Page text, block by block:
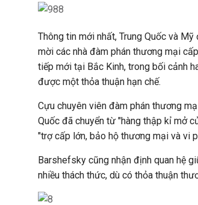
Thông tin mới nhất, Trung Quốc và
mời các nhà đàm phán thương mại
tiếp mới tại Bắc Kinh, trong bối cảnh
được một thỏa thuận hạn chế.
Cựu chuyên viên đàm phán thương
Quốc đã chuyển từ "hàng thập kỉ mở
"trợ cấp lớn, bảo hộ thương mại và vi
Barshefsky cũng nhận định quan hệ
nhiều thách thức, dù có thỏa thuận